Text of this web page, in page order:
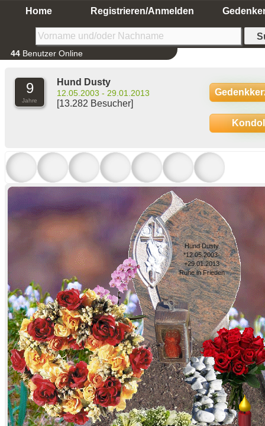
Home Registrieren/Anmelden
44 Benutzer Online
9
Jahre
Hund Dusty
12.05.2003 - 29.01.2013
[13.282 Besucher]
Hund Dusty
*12.05.2003-
+29.01.2013
Ruhe in Frieden